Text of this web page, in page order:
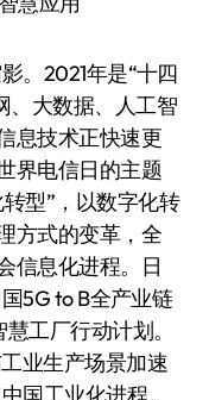
2021年是“十四
、大数据、人工智
息技术正快速更
界电信日的主题
型”，以数字化转
方式的变革，全
信息化进程。日
5G to B全产业链
工厂行动计划。
业生产场景加速